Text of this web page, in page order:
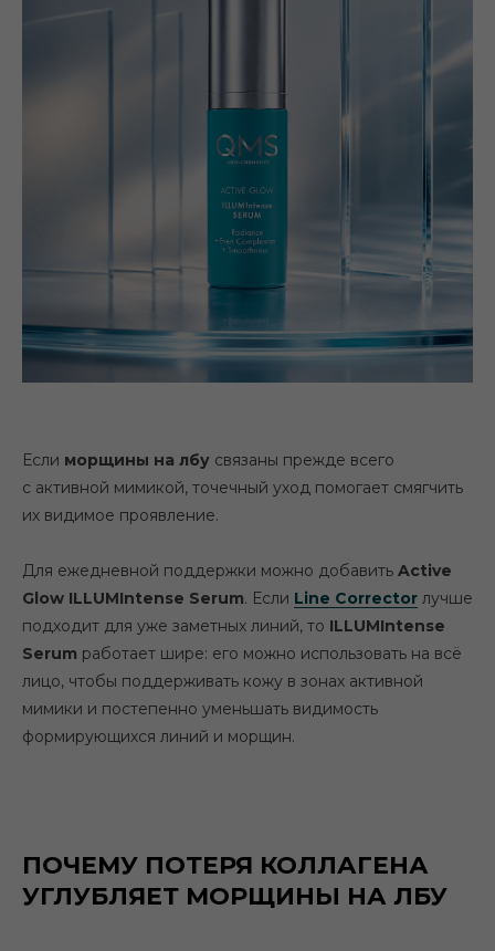
Если морщины на лбу связаны прежде всего
с активной мимикой, точечный уход помогает смягчить
их видимое проявление.
Для ежедневной поддержки можно добавить Active
Glow ILLUMIntense Serum. Если Line Corrector лучше
подходит для уже заметных линий, то ILLUMIntense
Serum работает шире: его можно использовать на всё
лицо, чтобы поддерживать кожу в зонах активной
мимики и постепенно уменьшать видимость
формирующихся линий и морщин.
ПОЧЕМУ ПОТЕРЯ КОЛЛАГЕНА
УГЛУБЛЯЕТ МОРЩИНЫ НА ЛБУ